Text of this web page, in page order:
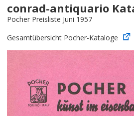
Home
Kataloge
Modellarchiv
conrad-antiquario
Pocher Preisliste Juni 1957
Gesamtübersicht Pocher-Kataloge